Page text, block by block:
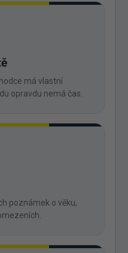
má vlastní
opravdu nemá čas.
poznámek o věku,